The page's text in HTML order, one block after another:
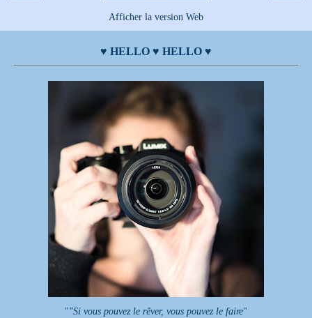
Afficher la version Web
♥ HELLO ♥ HELLO ♥
""Si vous pouvez le rêver, vous pouvez le faire"